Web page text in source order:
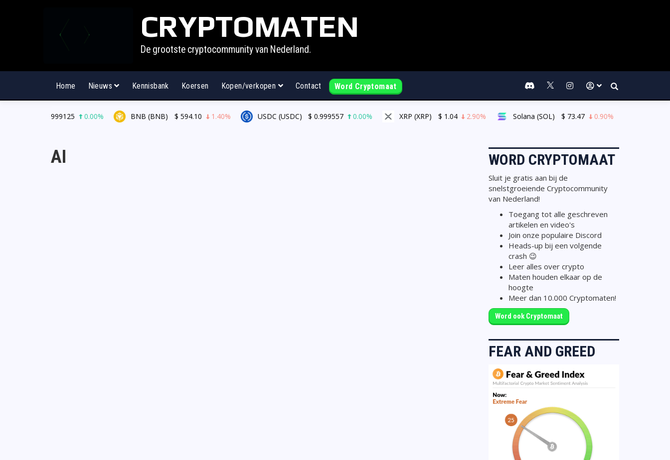
CRYPTOMATEN
De grootste cryptocommunity van Nederland.
Home Nieuws Kennisbank Koersen Kopen/verkopen Contact Word Cryptomaat
0.999125 0.00% BNB (BNB) $ 594.10 1.40% USDC (USDC) $ 0.999557 0.00% XRP (XRP) $ 1.04 2.90% Solana (SOL) $ 73.47 0.90%
AI WORD CRYPTOMAAT
Sluit je gratis aan bij de
snelstgroeiende Cryptocommunity
van Nederland!
Toegang tot alle geschreven
artikelen en video's
Join onze populaire Discord
Heads-up bij een volgende
crash 😉
Leer alles over crypto
Maten houden elkaar op de
hoogte
Meer dan 10.000 Cryptomaten!
Word ook Cryptomaat
FEAR AND GREED